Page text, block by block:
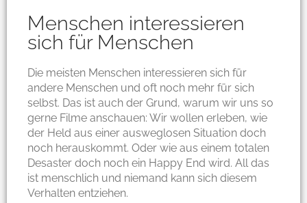
Menschen interessieren
sich für Menschen
Die meisten Menschen interessieren sich für
andere Menschen und oft noch mehr für sich
selbst. Das ist auch der Grund, warum wir uns so
gerne Filme anschauen: Wir wollen erleben, wie
der Held aus einer ausweglosen Situation doch
noch herauskommt. Oder wie aus einem totalen
Desaster doch noch ein Happy End wird. All das
ist menschlich und niemand kann sich diesem
Verhalten entziehen.